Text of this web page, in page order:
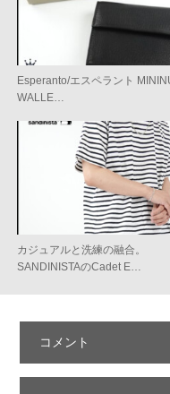
Esperanto/エスペラント
WALLE…
カジュアルと洗練の融合。
SANDINISTAのCadet E…
コメント